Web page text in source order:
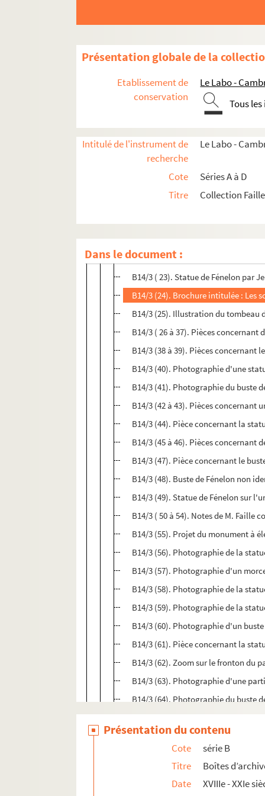
Présentation globale de la
Etablissement de
conservation
Le Labo -
Tous
Intitulé de l'instrument de
recherche
Le Labo -
Cote
Séries A à D
Titre
Collection Faille
Dans le document :
B14/2. Pièces concernant des
B14/3. Pièces concernant des
B14/3 (1 à 2). Pièces concernant un
B14/3 (3). Buste en plâtre de
B14/3 (13 à 15). Statue de Fénelon
B14/3 (16 à 17). Pièces concernant
B14/3 (18 à 22). Pièces concernant
B14/3 ( 23). Statue de Fénelon par
B14/3 (24). Brochure intitulée : Les
B14/3 (25). Illustration du tombeau
B14/3 ( 26 à 37). Pièces concernant
B14/3 (38 à 39). Pièces concernant
B14/3 (40). Photographie d'une
B14/3 (41). Photographie du buste
B14/3 (42 à 43). Pièces concernant
B14/3 (44). Pièce concernant la
B14/3 (45 à 46). Pièces concernant
B14/3 (47). Pièce concernant le
B14/3 (48). Buste de Fénelon non
B14/3 (49). Statue de Fénelon sur
B14/3 ( 50 à 54). Notes de M. Faille
B14/3 (55). Projet du monument à
B14/3 (56). Photographie de la
B14/3 (57). Photographie d'un
B14/3 (58). Photographie de la
B14/3 (59). Photographie de la
B14/3 (60). Photographie d'un
B14/3 (61). Pièce concernant la
B14/3 (62). Zoom sur le fronton du
B14/3 (63). Photographie d'une
B14/3 (64). Photographie du buste
B14/3 (65 à 68). Photographies des
B14/3 (69). Photographie du buste
B14/3 (70). Photographie d'un
B14/3 (71). Photographie du
B14/ (72). Photographie d'un buste
Présentation du contenu
Cote
série B
Titre
Boîtes
Date
XVIIIe - XXIe